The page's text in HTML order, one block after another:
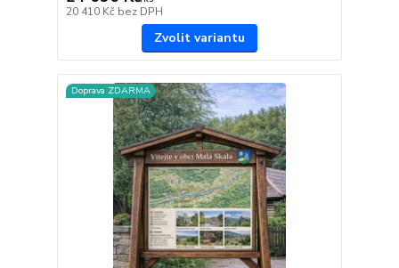
20 410 Kč bez DPH
Zvolit variantu
Doprava ZDARMA